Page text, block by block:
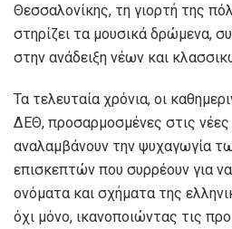
Θεσσαλονίκης, τη γιορτή της
στηρίζει τα μουσικά δρώμενα,
στην ανάδειξη νέων και
Τα τελευταία χρόνια, οι
ΔΕΘ, προσαρμοσμένες στις
αναλαμβάνουν την ψυχαγωγία
επισκεπτών που συρρέουν για
ονόματα και σχήματα της
όχι μόνο, ικανοποιώντας τις